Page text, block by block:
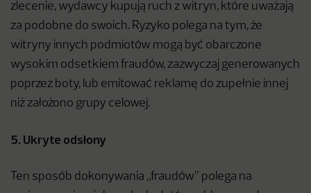
zlecenie, wydawcy kupują ruch z witryn, które uważają
za podobne do swoich. Ryzyko polega na tym, że
witryny innych podmiotów mogą być obarczone
wysokim odsetkiem fraudów, zazwyczaj generowanych
poprzez boty, lub emitować reklamę do zupełnie innej
niż założono grupy celowej.
5. Ukryte odsłony
Ten sposób dokonywania „fraudów” polega na